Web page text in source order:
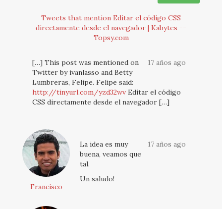
Tweets that mention Editar el código CSS
directamente desde el navegador | Kabytes --
Topsy.com
17 años ago
[…] This post was mentioned on
Twitter by ivanlasso and Betty
Lumbreras, Felipe. Felipe said:
http://tinyurl.com/yzd32wv Editar el código
CSS directamente desde el navegador […]
Francisco
17 años ago
La idea es muy
buena, veamos que
tal.
Un saludo!